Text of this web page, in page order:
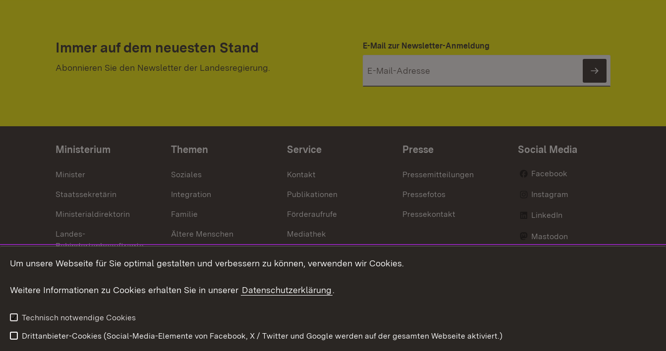
Immer auf dem neuesten Stand
Abonnieren Sie den Newsletter der Landesregierung.
E-Mail zur Newsletter-Anmeldung
Newsletter
Ministerium
Minister
Staatssekretärin
Ministerialdirektorin
Landes-
Behindertenbeauftragte
Bürgerreferent
Karriere
Themen
Soziales
Integration
Familie
Ältere Menschen
Behinderungen
Bürgerengagement
Service
Kontakt
Publikationen
Förderaufrufe
Mediathek
Presse
Pressemitteilungen
Pressefotos
Pressekontakt
Social Media
Facebook
Instagram
LinkedIn
Mastodon
Um unsere Webseite für Sie optimal gestalten und verbessern zu können, verwenden wir Cookies.
Weitere Informationen zu Cookies erhalten Sie in unserer Datenschutzerklärung.
Technisch notwendige Cookies
Drittanbieter-Cookies (Social-Media-Elemente von Facebook, X / Twitter und Google werden auf der gesamten Webseite aktiviert.)